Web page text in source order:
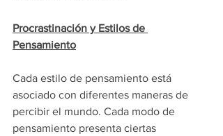
Procrastinación y Estilos de
Pensamiento
Cada estilo de pensamiento está
asociado con diferentes maneras de
percibir el mundo. Cada modo de
pensamiento presenta ciertas